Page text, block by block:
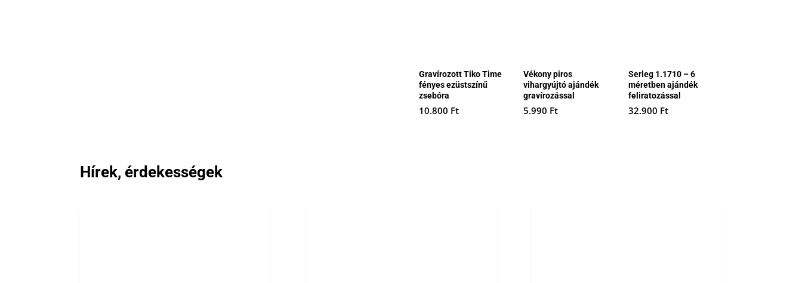
Gravírozott Tiko Time
fényes ezüstszínű
zsebóra
10.800 Ft
Vékony piros
vihargyújtó ajándék
gravírozással
5.990 Ft
Serleg 1.1710 – 6
méretben ajándék
feliratozással
32.900 Ft
Hírek, érdekességek